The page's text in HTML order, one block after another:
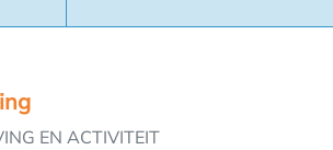
EN ACTIVITEIT